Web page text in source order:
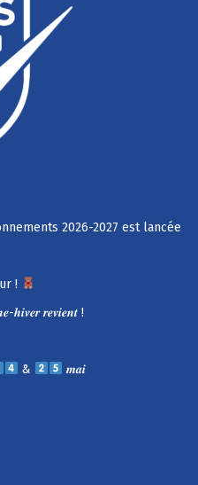
2026-2027 est lancée
!
𝒉𝒊𝒗𝒆𝒓 𝒓𝒆𝒗𝒊𝒆𝒏𝒕 !
& 𝒎𝒂𝒊